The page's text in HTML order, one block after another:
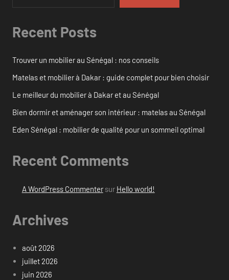
Recent Posts
Trouver un mobilier au Sénégal : nos conseils
Matelas et mobilier à Dakar : guide complet pour bien choisir
Le meilleur du mobilier à Dakar et au Sénégal
Bien dormir et aménager son intérieur : matelas au Sénégal
Eden Sénégal : mobilier de qualité pour un sommeil optimal
Recent Comments
A WordPress Commentersur Hello world!
Archives
août 2026
juillet 2026
juin 2026